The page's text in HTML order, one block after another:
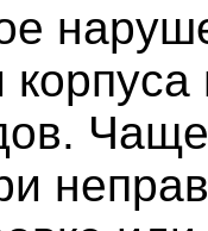
корпуса